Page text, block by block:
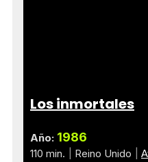
Los inmortales
Año: 1986
110 min. Reino Unido